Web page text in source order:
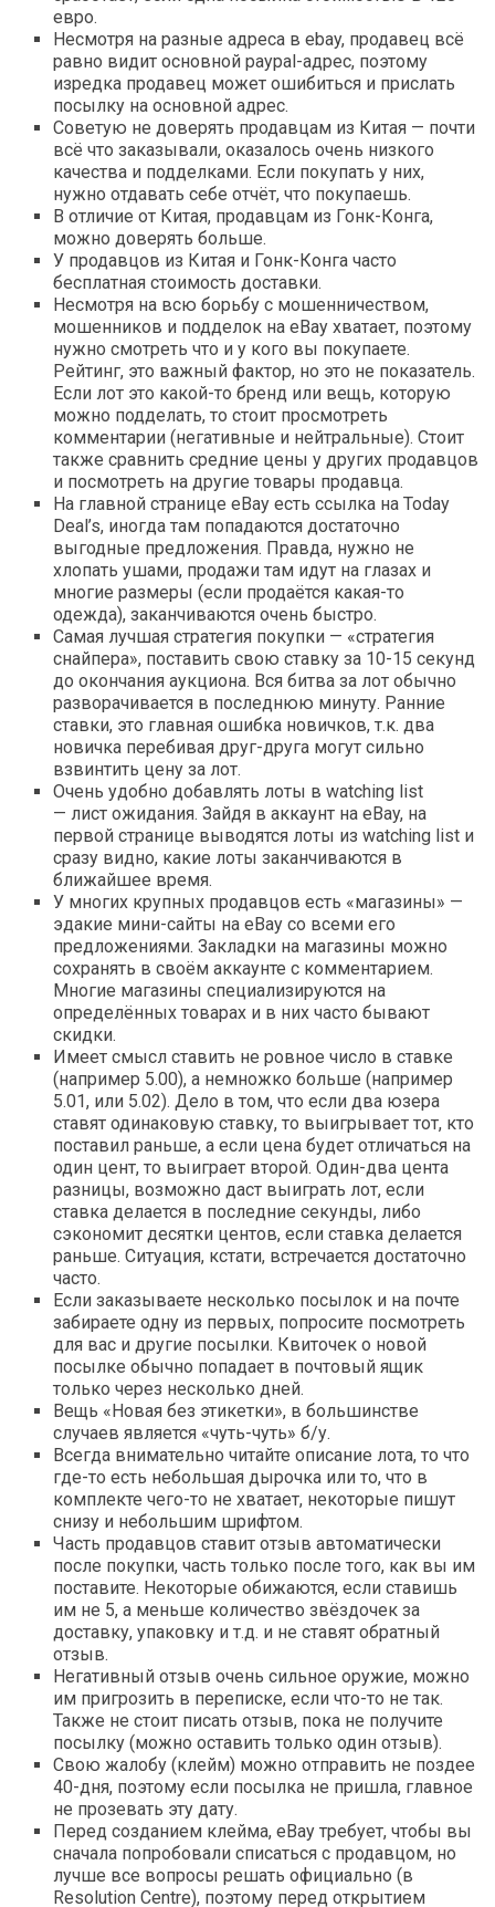
евро.
Несмотря на разные адреса в ebay, продавец всё
равно видит основной paypal-адрес, поэтому
изредка продавец может ошибиться и прислать
посылку на основной адрес.
Советую не доверять продавцам из Китая — почти
всё что заказывали, оказалось очень низкого
качества и подделками. Если покупать у них,
нужно отдавать себе отчёт, что покупаешь.
В отличие от Китая, продавцам из Гонк-Конга,
можно доверять больше.
У продавцов из Китая и Гонк-Конга часто
бесплатная стоимость доставки.
Несмотря на всю борьбу с мошенничеством,
мошенников и подделок на eBay хватает, поэтому
нужно смотреть что и у кого вы покупаете.
Рейтинг, это важный фактор, но это не показатель.
Если лот это какой-то бренд или вещь, которую
можно подделать, то стоит просмотреть
комментарии (негативные и нейтральные). Стоит
также сравнить средние цены у других продавцов
и посмотреть на другие товары продавца.
На главной странице eBay есть ссылка на Today
Deal’s, иногда там попадаются достаточно
выгодные предложения. Правда, нужно не
хлопать ушами, продажи там идут на глазах и
многие размеры (если продаётся какая-то
одежда), заканчиваются очень быстро.
Самая лучшая стратегия покупки — «стратегия
снайпера», поставить свою ставку за 10-15 секунд
до окончания аукциона. Вся битва за лот обычно
разворачивается в последнюю минуту. Ранние
ставки, это главная ошибка новичков, т.к. два
новичка перебивая друг-друга могут сильно
взвинтить цену за лот.
Очень удобно добавлять лоты в watching list
— лист ожидания. Зайдя в аккаунт на eBay, на
первой странице выводятся лоты из watching list и
сразу видно, какие лоты заканчиваются в
ближайшее время.
У многих крупных продавцов есть «магазины» —
эдакие мини-сайты на eBay со всеми его
предложениями. Закладки на магазины можно
сохранять в своём аккаунте с комментарием.
Многие магазины специализируются на
определённых товарах и в них часто бывают
скидки.
Имеет смысл ставить не ровное число в ставке
(например 5.00), а немножко больше (например
5.01, или 5.02). Дело в том, что если два юзера
ставят одинаковую ставку, то выигрывает тот, кто
поставил раньше, а если цена будет отличаться на
один цент, то выиграет второй. Один-два цента
разницы, возможно даст выиграть лот, если
ставка делается в последние секунды, либо
сэкономит десятки центов, если ставка делается
раньше. Ситуация, кстати, встречается достаточно
часто.
Если заказываете несколько посылок и на почте
забираете одну из первых, попросите посмотреть
для вас и другие посылки. Квиточек о новой
посылке обычно попадает в почтовый ящик
только через несколько дней.
Вещь «Новая без этикетки», в большинстве
случаев является «чуть-чуть» б/у.
Всегда внимательно читайте описание лота, то что
где-то есть небольшая дырочка или то, что в
комплекте чего-то не хватает, некоторые пишут
снизу и небольшим шрифтом.
Часть продавцов ставит отзыв автоматически
после покупки, часть только после того, как вы им
поставите. Некоторые обижаются, если ставишь
им не 5, а меньше количество звёздочек за
доставку, упаковку и т.д. и не ставят обратный
отзыв.
Негативный отзыв очень сильное оружие, можно
им пригрозить в переписке, если что-то не так.
Также не стоит писать отзыв, пока не получите
посылку (можно оставить только один отзыв).
Свою жалобу (клейм) можно отправить не поздее
40-дня, поэтому если посылка не пришла, главное
не прозевать эту дату.
Перед созданием клейма, eBay требует, чтобы вы
сначала попробовали списаться с продавцом, но
лучше все вопросы решать официально (в
Resolution Centre), поэтому перед открытием